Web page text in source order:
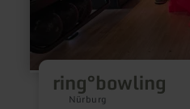
ring°bowling
Nürburg